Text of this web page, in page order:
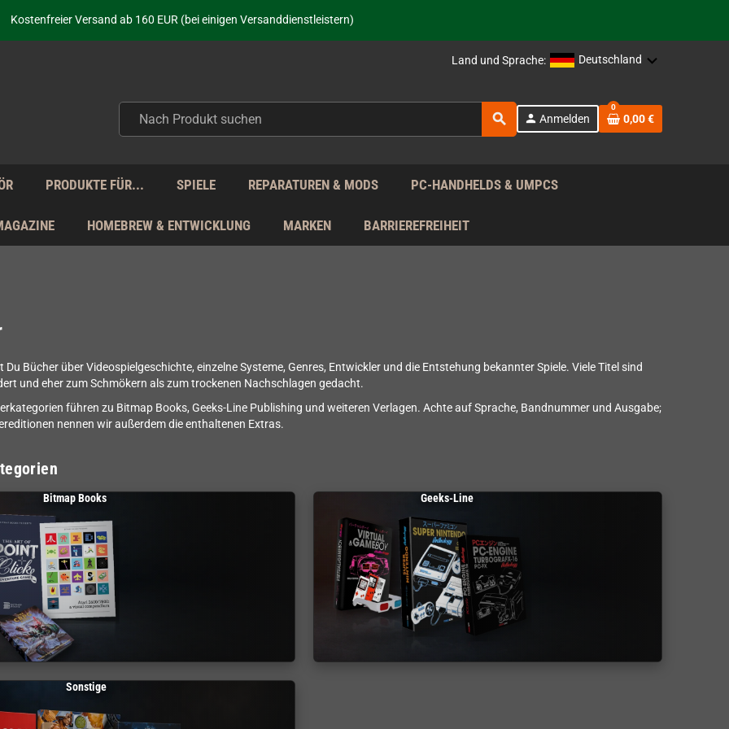
Kostenfreier Versand ab 160 EUR (bei einigen Versanddienstleistern)
Seit über 20 Jahren Deine Anlaufstelle für neue Retro-Hardware!
Täglicher Versand Mo - Fr aus Deutschland - zollfrei innerhalb der EU!
Land und Sprache: Deutschland
search person Anmelden
0
0,00 €
PRODUKTE FÜR... SPIELE REPARATUREN & MODS PC-HANDHELDS & UMPCS
HOMEBREW & ENTWICKLUNG MARKEN BARRIEREFREIHEIT
Du Bücher über Videospielgeschichte, einzelne Systeme, Genres, Entwickler und die Entstehung bekannter Spiele. Viele Titel sind
und eher zum Schmökern als zum trockenen Nachschlagen gedacht.
führen zu Bitmap Books, Geeks-Line Publishing und weiteren Verlagen. Achte auf Sprache, Bandnummer und Ausgabe;
nennen wir außerdem die enthaltenen Extras.
Bitmap Books Geeks-Line
Sonstige